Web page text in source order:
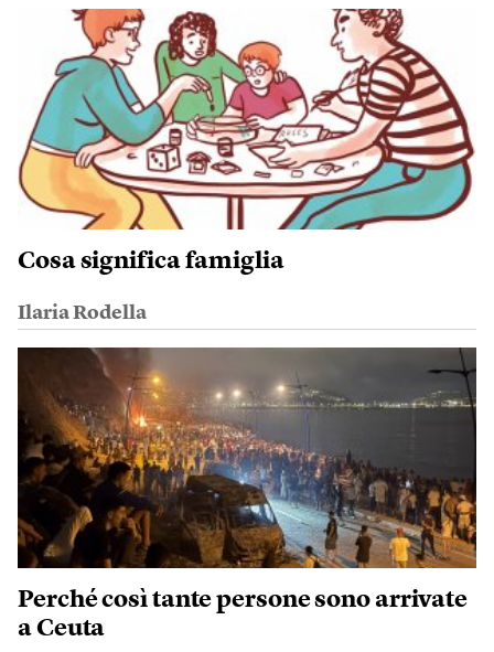
Cosa significa famiglia
Ilaria Rodella
Perché così tante persone sono arrivate
a Ceuta